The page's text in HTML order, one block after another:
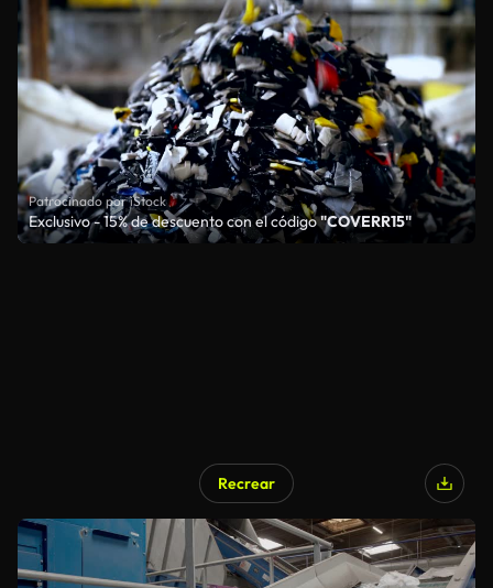
Patrocinado por iStock
Exclusivo - 15% de descuento con el código"COVERR15"
Recrear